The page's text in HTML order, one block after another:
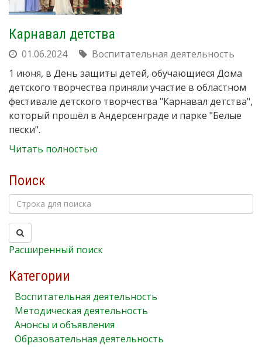
Карнавал детства
01.06.2024
Воспитательная деятельность
1 июня, в День защиты детей, обучающиеся Дома
детского творчества приняли участие в областном
фестивале детского творчества "Карнавал детства",
который прошёл в Андерсенграде и парке "Белые
пески".
Читать полностью
Поиск
Расширенный поиск
Категории
Воспитательная деятельность
Методическая деятельность
Анонсы и объявления
Образовательная деятельность